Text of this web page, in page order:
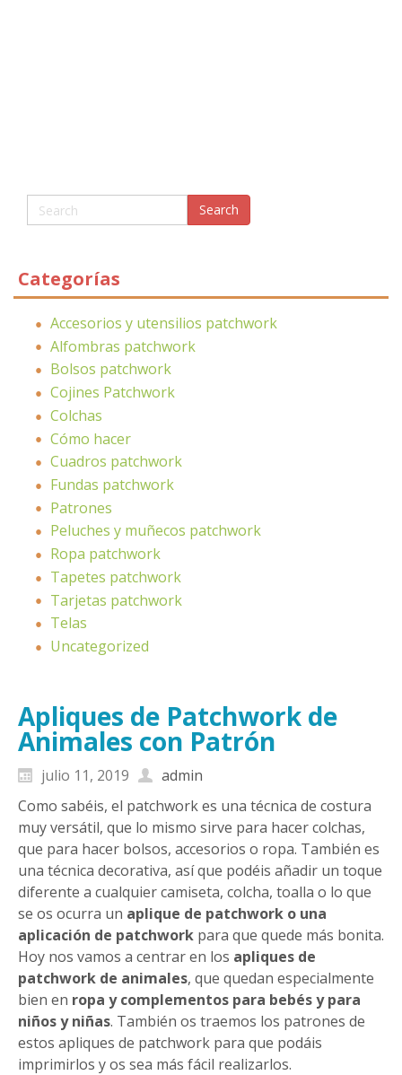
Categorías
Accesorios y utensilios patchwork
Alfombras patchwork
Bolsos patchwork
Cojines Patchwork
Colchas
Cómo hacer
Cuadros patchwork
Fundas patchwork
Patrones
Peluches y muñecos patchwork
Ropa patchwork
Tapetes patchwork
Tarjetas patchwork
Telas
Uncategorized
Apliques de Patchwork de
Animales con Patrón
julio 11, 2019
admin
Como sabéis, el patchwork es una técnica de costura
muy versátil, que lo mismo sirve para hacer colchas,
que para hacer bolsos, accesorios o ropa. También es
una técnica decorativa, así que podéis añadir un toque
diferente a cualquier camiseta, colcha, toalla o lo que
se os ocurra un aplique de patchwork o una
aplicación de patchwork para que quede más bonita.
Hoy nos vamos a centrar en los apliques de
patchwork de animales, que quedan especialmente
bien en ropa y complementos para bebés y para
niños y niñas. También os traemos los patrones de
estos apliques de patchwork para que podáis
imprimirlos y os sea más fácil realizarlos.